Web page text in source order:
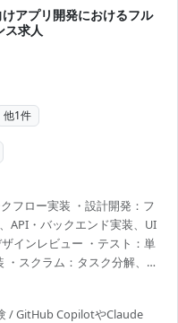
アプリ開発におけるフル
ス求人
他1件
フロー実装 ・設計開発：フ
API・バックエンド実装、UI
インレビュー ・テスト：単
スクラム：タスク分解、見
/ GitHub CopilotやClaude